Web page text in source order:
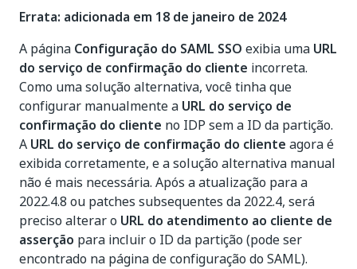
Errata: adicionada em 18 de janeiro de 2024
A página Configuração do SAML SSO exibia uma URL
do serviço de confirmação do cliente incorreta.
Como uma solução alternativa, você tinha que
configurar manualmente a URL do serviço de
confirmação do cliente no IDP sem a ID da partição.
A URL do serviço de confirmação do cliente agora é
exibida corretamente, e a solução alternativa manual
não é mais necessária. Após a atualização para a
2022.4.8 ou patches subsequentes da 2022.4, será
preciso alterar o URL do atendimento ao cliente de
asserção para incluir o ID da partição (pode ser
encontrado na página de configuração do SAML).